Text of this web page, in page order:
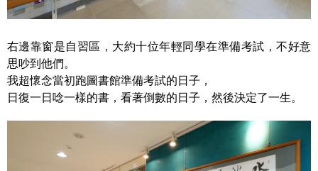
右邊靠窗是自習區，大約十位年輕同學在準備考試，不好意
思吵到他們。
我超懷念當初跑圖書館準備考試的日子，
日復一日唸一樣的書，看著倒數的日子，然後決定了一生。